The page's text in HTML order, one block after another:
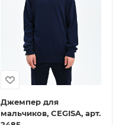
Джемпер для
мальчиков, CEGISA, арт.